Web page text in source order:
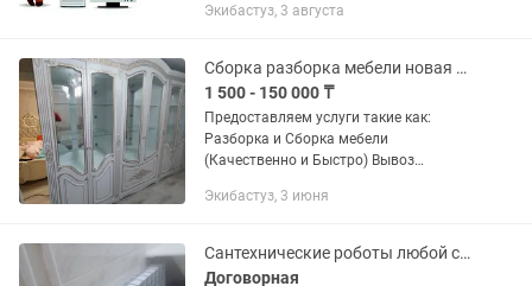
настройка windows (антивирус и все...
Экибастуз, 3 августа
Сборка разборка мебели новая б/у мебельщик грузчики
1 500 - 150 000 ₸
Предоставляем услуги такие как:
Разборка и Сборка мебели
(Качественно и Быстро) Вывоз
и бытовой техники Звоните, пишите
Экибастуз, 3 июня
Сантехнические роботы любой сложности
Договорная